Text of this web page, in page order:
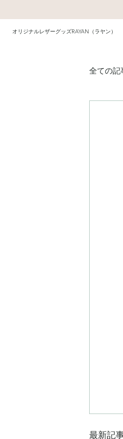
オリジナルレザーグッズRAYAN（ラヤン）
全ての記
最新記